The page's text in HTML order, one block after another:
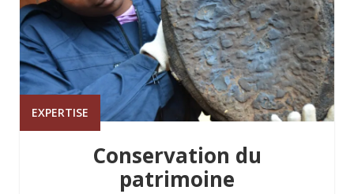
EXPERTISE
Conservation du
patrimoine